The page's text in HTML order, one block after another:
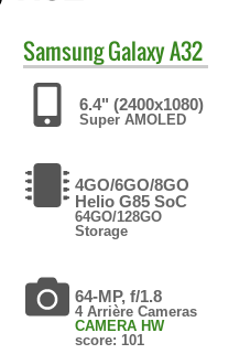
SamsungGalaxy A32
6.4" (2400x1080)
Super AMOLED
4GO/6GO/8GO
Helio G85 SoC
64GO/128GO
Storage
64-MP, f/1.8
4 Arrière Cameras
CAMERA HW
score: 101